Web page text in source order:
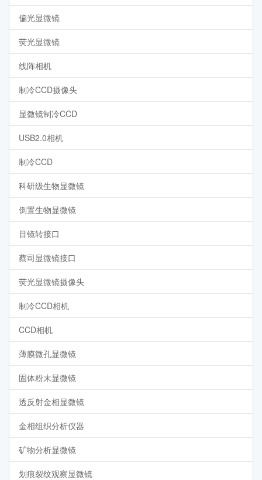
偏光显微镜
荧光显微镜
线阵相机
制冷CCD摄像头
显微镜制冷CCD
USB2.0相机
制冷CCD
科研级生物显微镜
倒置生物显微镜
目镜转接口
蔡司显微镜接口
荧光显微镜摄像头
制冷CCD相机
CCD相机
薄膜微孔显微镜
固体粉末显微镜
透反射金相显微镜
金相组织分析仪器
矿物分析显微镜
划痕裂纹观察显微镜